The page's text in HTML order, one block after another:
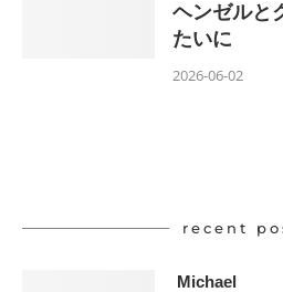
ヘンゼルと
たいに
2026-06-02
recent
Michael